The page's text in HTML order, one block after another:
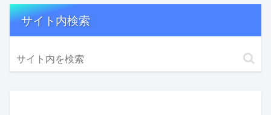
サイト内検索